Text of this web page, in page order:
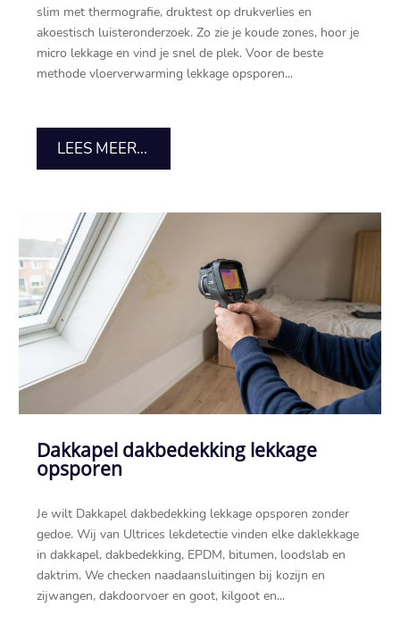
slim met thermografie, druktest op drukverlies en
akoestisch luisteronderzoek.​ Zo zie je koude zones, hoor je
micro lekkage en vind je snel de plek.​ Voor de beste
methode vloerverwarming lekkage opsporen...
LEES MEER...
Dakkapel dakbedekking lekkage
opsporen
Je wilt Dakkapel dakbedekking lekkage opsporen zonder
gedoe.​ Wij van Ultrices lekdetectie vinden elke daklekkage
in dakkapel, dakbedekking, EPDM, bitumen, loodslab en
daktrim.​ We checken naadaansluitingen bij kozijn en
zijwangen, dakdoorvoer en goot, kilgoot en...